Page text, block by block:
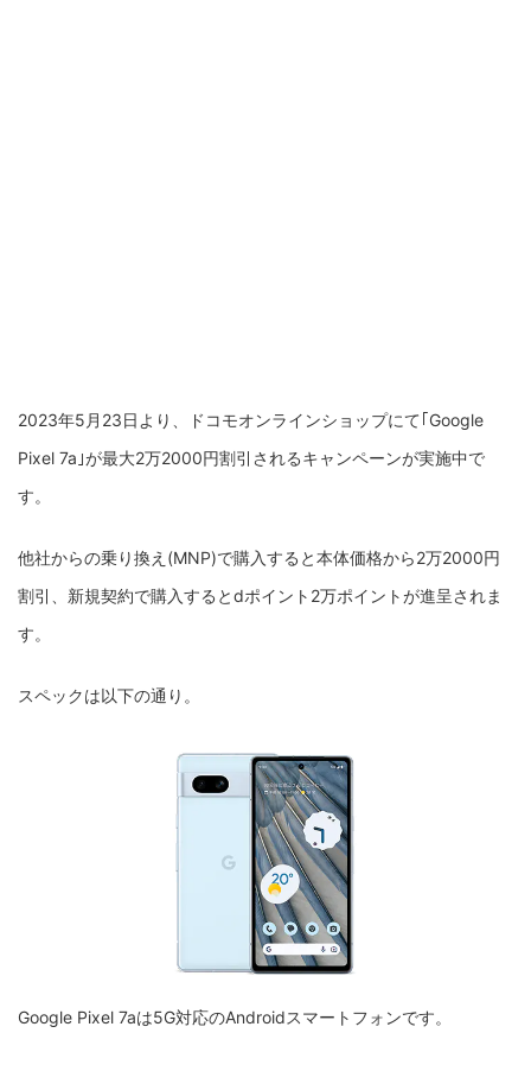
2023年5月23日より、ドコモオンラインショップにて｢Google
Pixel 7a｣が最大2万2000円割引されるキャンペーンが実施中で
す。
他社からの乗り換え(MNP)で購入すると本体価格から2万2000円
割引、新規契約で購入するとdポイント2万ポイントが進呈されま
す。
スペックは以下の通り。
Google Pixel 7aは5G対応のAndroidスマートフォンです。